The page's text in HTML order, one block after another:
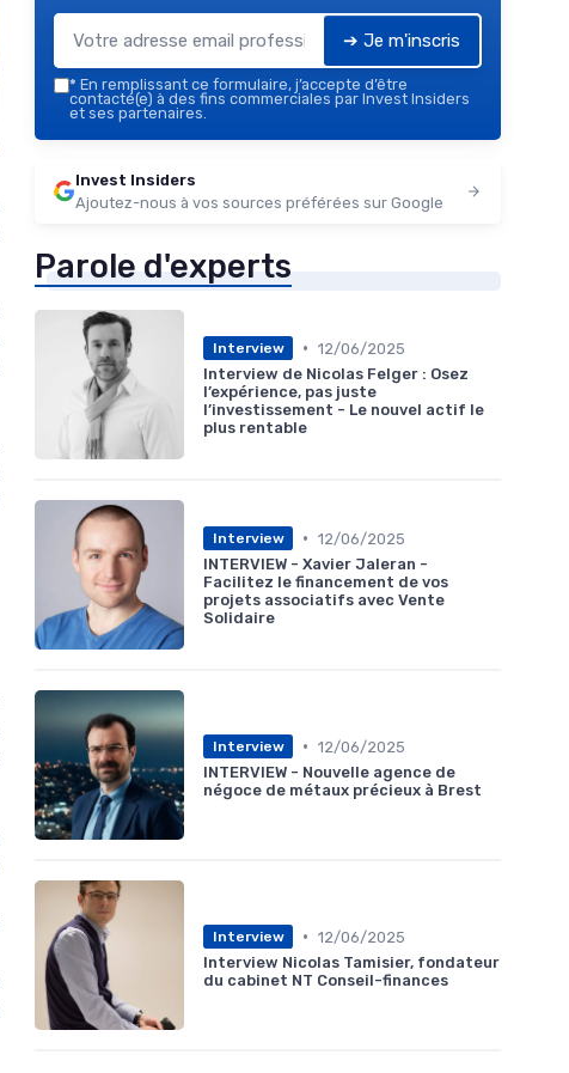
➔ Je m'inscris
* En remplissant ce formulaire, j’accepte d’être
contacté(e) à des fins commerciales par Invest Insiders
et ses partenaires.
Invest Insiders
Ajoutez-nous à vos sources préférées sur Google
Parole d'experts
Interview • 12/06/2025
Interview de Nicolas Felger : Osez
l’expérience, pas juste
l’investissement - Le nouvel actif le
plus rentable
Interview • 12/06/2025
INTERVIEW - Xavier Jaleran -
Facilitez le financement de vos
projets associatifs avec Vente
Solidaire
Interview • 12/06/2025
INTERVIEW - Nouvelle agence de
négoce de métaux précieux à Brest
Interview • 12/06/2025
Interview Nicolas Tamisier, fondateur
du cabinet NT Conseil-finances